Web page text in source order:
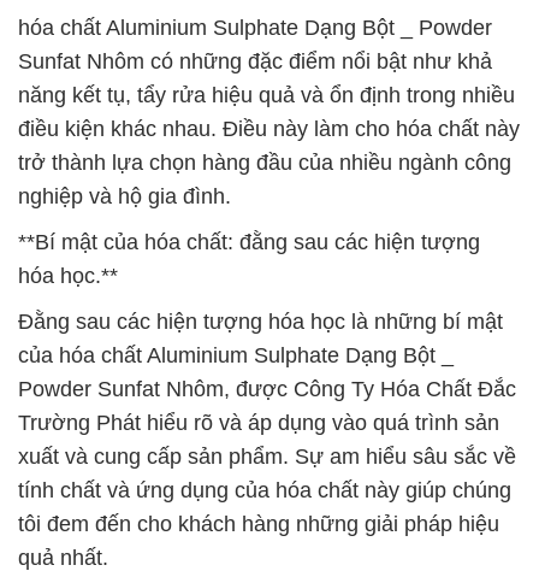
hóa chất Aluminium Sulphate Dạng Bột _ Powder
Sunfat Nhôm có những đặc điểm nổi bật như khả
năng kết tụ, tẩy rửa hiệu quả và ổn định trong nhiều
điều kiện khác nhau. Điều này làm cho hóa chất này
trở thành lựa chọn hàng đầu của nhiều ngành công
nghiệp và hộ gia đình.
**Bí mật của hóa chất: đằng sau các hiện tượng
hóa học.**
Đằng sau các hiện tượng hóa học là những bí mật
của hóa chất Aluminium Sulphate Dạng Bột _
Powder Sunfat Nhôm, được Công Ty Hóa Chất Đắc
Trường Phát hiểu rõ và áp dụng vào quá trình sản
xuất và cung cấp sản phẩm. Sự am hiểu sâu sắc về
tính chất và ứng dụng của hóa chất này giúp chúng
tôi đem đến cho khách hàng những giải pháp hiệu
quả nhất.